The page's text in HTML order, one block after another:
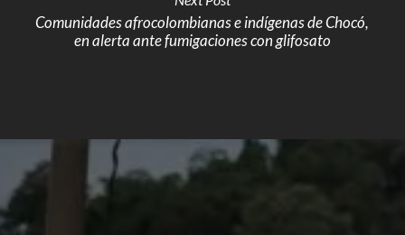
Comunidades afrocolombianas e indígenas de Chocó,
en alerta ante fumigaciones con glifosato